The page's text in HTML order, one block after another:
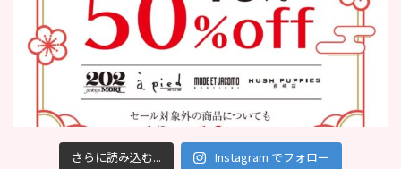
さらに読み込む... Instagram でフォロー